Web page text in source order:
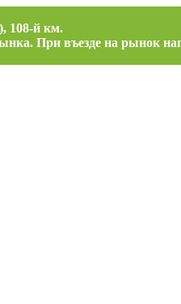
108-й км.
При въезде на рынок